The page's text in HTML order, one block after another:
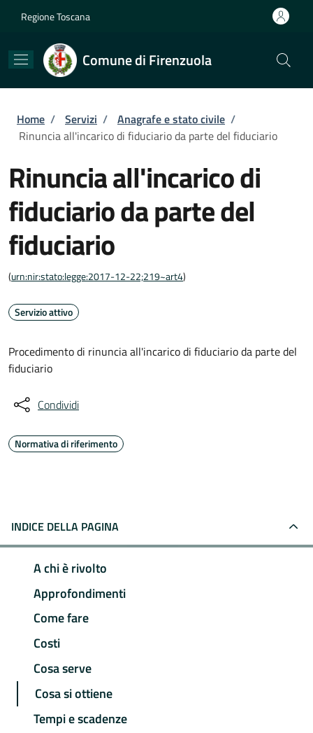
Regione Toscana
Comune di Firenzuola
Briciole di pane
Home / Servizi / Anagrafe e stato civile /
Rinuncia all'incarico di fiduciario da parte del fiduciario
Rinuncia all'incarico di
fiduciario da parte del
fiduciario
(urn:nir:stato:legge:2017-12-22;219~art4)
Servizio attivo
Procedimento di rinuncia all'incarico di fiduciario da parte del
fiduciario
Condividi
Normativa di riferimento
INDICE DELLA PAGINA
A chi è rivolto
Approfondimenti
Come fare
Costi
Cosa serve
Cosa si ottiene
Tempi e scadenze